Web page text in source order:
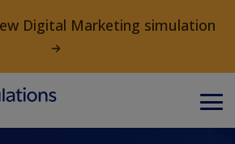
Digital Marketing simulation